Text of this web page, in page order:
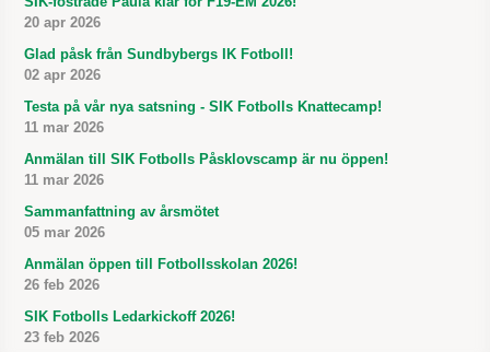
20 apr 2026
Glad påsk från Sundbybergs IK Fotboll!
02 apr 2026
Testa på vår nya satsning - SIK Fotbolls Knattecamp!
11 mar 2026
Anmälan till SIK Fotbolls Påsklovscamp är nu öppen!
11 mar 2026
Sammanfattning av årsmötet
05 mar 2026
Anmälan öppen till Fotbollsskolan 2026!
26 feb 2026
SIK Fotbolls Ledarkickoff 2026!
23 feb 2026